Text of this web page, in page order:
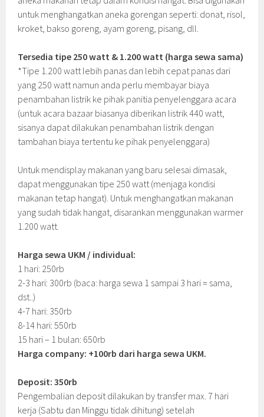
untuk menghangatkan aneka gorengan seperti: donat, risol,
kroket, bakso goreng, ayam goreng, pisang, dll.
Tersedia tipe 250 watt & 1.200 watt (harga sewa sama)
*Tipe 1.200 watt lebih panas dan lebih cepat panas dari
yang 250 watt namun anda perlu membayar biaya
penambahan listrik ke pihak panitia penyelenggara acara
(untuk acara bazaar biasanya diberikan listrik 440 watt,
sisanya dapat dilakukan penambahan listrik dengan
tambahan biaya tertentu ke pihak penyelenggara)
Untuk mendisplay makanan yang baru selesai dimasak,
dapat menggunakan tipe 250 watt (menjaga kondisi
makanan tetap hangat). Untuk menghangatkan makanan
yang sudah tidak hangat, disarankan menggunakan warmer
1.200 watt.
Harga sewa UKM / individual:
1 hari: 250rb
2-3 hari: 300rb (baca: harga sewa 1 sampai 3 hari = sama,
dst..)
4-7 hari: 350rb
8-14 hari: 550rb
15 hari – 1 bulan: 650rb
Harga company: +100rb dari harga sewa UKM.
Deposit: 350rb
Pengembalian deposit dilakukan by transfer max. 7 hari
kerja (Sabtu dan Minggu tidak dihitung) setelah